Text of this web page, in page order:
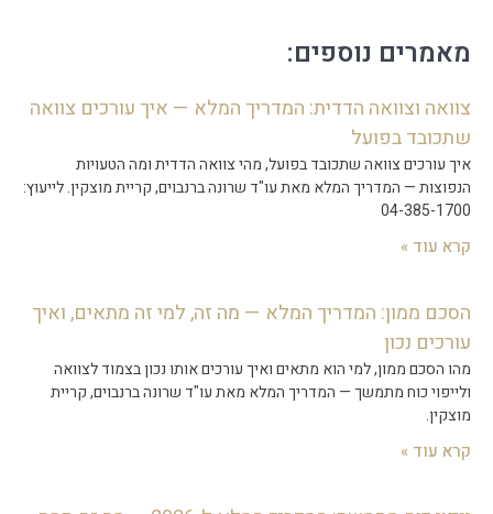
מאמרים נוספים:
צוואה וצוואה הדדית: המדריך המלא — איך עורכים צוואה
שתכובד בפועל
איך עורכים צוואה שתכובד בפועל, מהי צוואה הדדית ומה הטעויות
הנפוצות — המדריך המלא מאת עו"ד שרונה ברנבוים, קריית מוצקין. לייעוץ:
04-385-1700
קרא עוד »
הסכם ממון: המדריך המלא — מה זה, למי זה מתאים, ואיך
עורכים נכון
מהו הסכם ממון, למי הוא מתאים ואיך עורכים אותו נכון בצמוד לצוואה
ולייפוי כוח מתמשך — המדריך המלא מאת עו"ד שרונה ברנבוים, קריית
מוצקין.
קרא עוד »